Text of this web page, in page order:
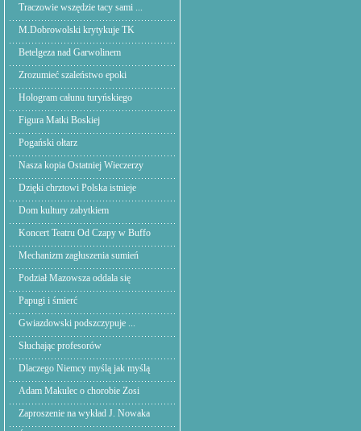
Traczowie wszędzie tacy sami ...
M.Dobrowolski krytykuje TK
Betelgeza nad Garwolinem
Zrozumieć szaleństwo epoki
Hologram całunu turyńskiego
Figura Matki Boskiej
Pogański ołtarz
Nasza kopia Ostatniej Wieczerzy
Dzięki chrztowi Polska istnieje
Dom kultury zabytkiem
Koncert Teatru Od Czapy w Buffo
Mechanizm zagłuszenia sumień
Podział Mazowsza oddala się
Papugi i śmierć
Gwiazdowski podszczypuje ...
Słuchając profesorów
Dlaczego Niemcy myślą jak myślą
Adam Makulec o chorobie Zosi
Zaproszenie na wykład J. Nowaka